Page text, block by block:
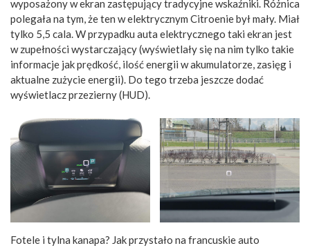
wyposażony w ekran zastępujący tradycyjne wskaźniki. Różnica
polegała na tym, że ten w elektrycznym Citroenie był mały. Miał
tylko 5,5 cala. W przypadku auta elektrycznego taki ekran jest
w zupełności wystarczający (wyświetlały się na nim tylko takie
informacje jak prędkość, ilość energii w akumulatorze, zasięg i
aktualne zużycie energii). Do tego trzeba jeszcze dodać
wyświetlacz przezierny (HUD).
Fotele i tylna kanapa? Jak przystało na francuskie auto